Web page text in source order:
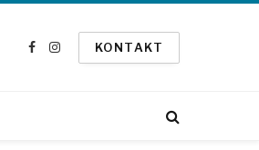
Facebook
Instagram
KONTAKT